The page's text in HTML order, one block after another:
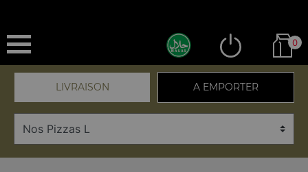
0
LIVRAISON A EMPORTER